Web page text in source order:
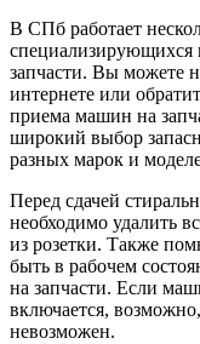
В СПб работает
специализирующихся
запчасти. Вы можете
интернете или
приема машин на
широкий выбор
разных марок и
Перед сдачей
необходимо удалить
из розетки. Также
быть в рабочем
на запчасти. Если
включается,
невозможен.